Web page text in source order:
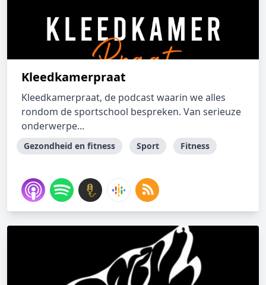
Kleedkamerpraat
Kleedkamerpraat, de podcast waarin we alles
rondom de sportschool bespreken. Van serieuze
onderwerpe...
Gezondheid en fitness Sport Fitness